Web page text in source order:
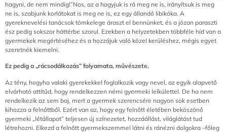
hagyni, de nem mindig!”Nos, az a hagyjuk is rá meg ne is, irányítsuk is meg
ne is, szabjunk korlátokat is meg ne is, ez egy állandó libikóka. A
gyereknevelési tanácsok tömkelege áraszt el bennünket, és a józan paraszti
ész pedig sokszor háttérbe szorul. Ezekben a helyzetekben többféle híd van a
gyermekek megértéséhez és a hozzájuk való közel kerüléshez, mégis egyet
szeretnék kiemelni.
Ez pedig a „rácsodálkozás” folyamata, művészete.
Az tény, hogyha valaki gyerekekkel foglalkozik vagy nevel, az egyik alapvető
elvárható attitűd, hogy rendelkezzen némi gyermeki lelkülettel. De ha nem
rendelkezik az sem baj, mert a gyermek szerencsére nagyon sok esetben
kihozza a felnőttből. Ezért van az, hogy egy felnőtt életében beköszönő
gyermeki „létállapot” teljesen új színezetet, hozzáállást, világlátást tud
létrehozni. Elkezd a felnőtt gyermekszemmel látni és ránézni dolgokra –főleg